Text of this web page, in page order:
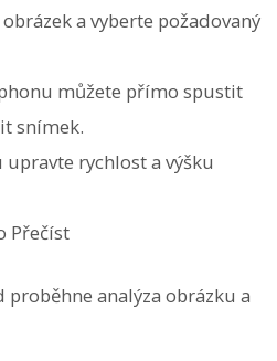
a vyberte požadovaný
můžete přímo spustit
snímek.
upravte rychlost a výšku
Přečíst
analýza obrázku a